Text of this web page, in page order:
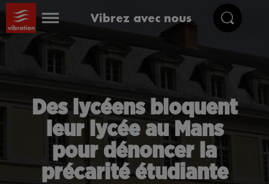
Vibrez avec nous
Des lycéens bloquent
leur lycée au Mans
pour dénoncer la
précarité étudiante